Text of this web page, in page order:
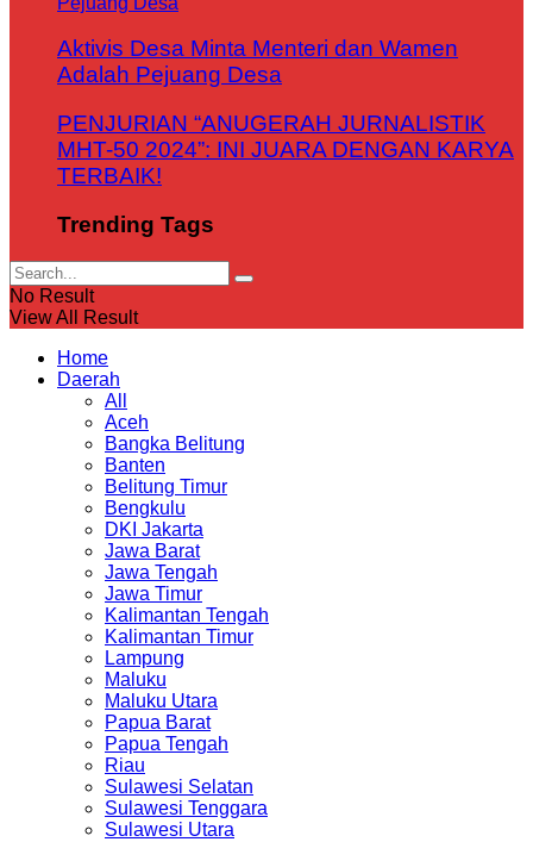
Aktivis Desa Minta Menteri dan Wamen
Adalah Pejuang Desa
PENJURIAN “ANUGERAH JURNALISTIK
MHT-50 2024”: INI JUARA DENGAN KARYA
TERBAIK!
Trending Tags
No Result
View All Result
Home
Daerah
All
Aceh
Bangka Belitung
Banten
Belitung Timur
Bengkulu
DKI Jakarta
Jawa Barat
Jawa Tengah
Jawa Timur
Kalimantan Tengah
Kalimantan Timur
Lampung
Maluku
Maluku Utara
Papua Barat
Papua Tengah
Riau
Sulawesi Selatan
Sulawesi Tenggara
Sulawesi Utara